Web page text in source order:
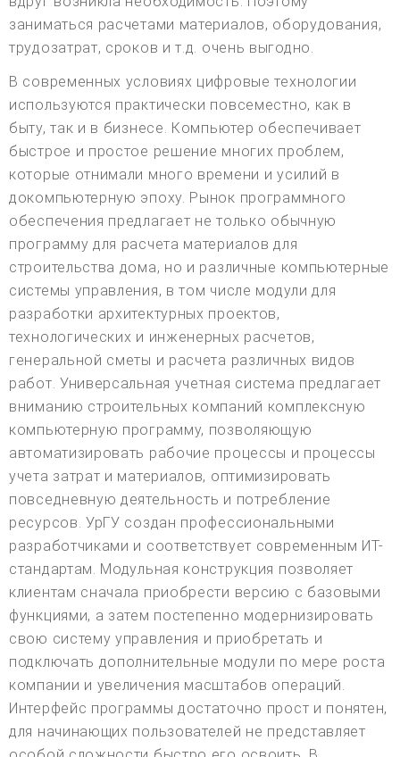
заниматься расчетами материалов, оборудования,
трудозатрат, сроков и т.д. очень выгодно.
В современных условиях цифровые технологии
используются практически повсеместно, как в
быту, так и в бизнесе. Компьютер обеспечивает
быстрое и простое решение многих проблем,
которые отнимали много времени и усилий в
докомпьютерную эпоху. Рынок программного
обеспечения предлагает не только обычную
программу для расчета материалов для
строительства дома, но и различные компьютерные
системы управления, в том числе модули для
разработки архитектурных проектов,
технологических и инженерных расчетов,
генеральной сметы и расчета различных видов
работ. Универсальная учетная система предлагает
вниманию строительных компаний комплексную
компьютерную программу, позволяющую
автоматизировать рабочие процессы и процессы
учета затрат и материалов, оптимизировать
повседневную деятельность и потребление
ресурсов. УрГУ создан профессиональными
разработчиками и соответствует современным ИТ-
стандартам. Модульная конструкция позволяет
клиентам сначала приобрести версию с базовыми
функциями, а затем постепенно модернизировать
свою систему управления и приобретать и
подключать дополнительные модули по мере роста
компании и увеличения масштабов операций.
Интерфейс программы достаточно прост и понятен,
для начинающих пользователей не представляет